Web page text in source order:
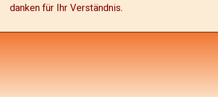
danken für Ihr Verständnis.